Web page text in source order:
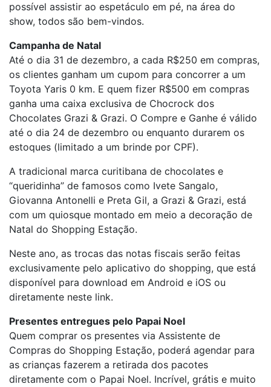
possível assistir ao espetáculo em pé, na área do
show, todos são bem-vindos.
Campanha de Natal
Até o dia 31 de dezembro, a cada R$250 em compras,
os clientes ganham um cupom para concorrer a um
Toyota Yaris 0 km. E quem fizer R$500 em compras
ganha uma caixa exclusiva de Chocrock dos
Chocolates Grazi & Grazi. O Compre e Ganhe é válido
até o dia 24 de dezembro ou enquanto durarem os
estoques (limitado a um brinde por CPF).
A tradicional marca curitibana de chocolates e
“queridinha” de famosos como Ivete Sangalo,
Giovanna Antonelli e Preta Gil, a Grazi & Grazi, está
com um quiosque montado em meio a decoração de
Natal do Shopping Estação.
Neste ano, as trocas das notas fiscais serão feitas
exclusivamente pelo aplicativo do shopping, que está
disponível para download em Android e iOS ou
diretamente neste link.
Presentes entregues pelo Papai Noel
Quem comprar os presentes via Assistente de
Compras do Shopping Estação, poderá agendar para
as crianças fazerem a retirada dos pacotes
diretamente com o Papai Noel. Incrível, grátis e muito